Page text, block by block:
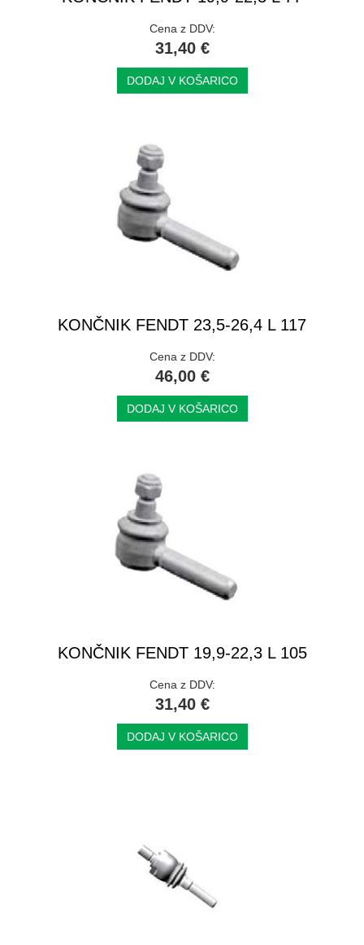
Cena z DDV:
31,40 €
DODAJ V KOŠARICO
KONČNIK FENDT 23,5-26,4 L 117
Cena z DDV:
46,00 €
DODAJ V KOŠARICO
KONČNIK FENDT 19,9-22,3 L 105
Cena z DDV:
31,40 €
DODAJ V KOŠARICO